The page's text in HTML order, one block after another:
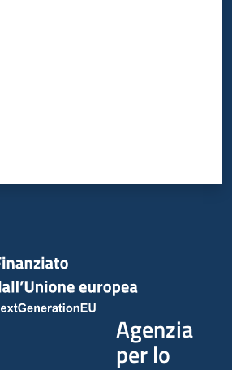
Agenzia
per lo